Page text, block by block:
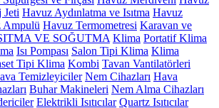
Jeti Havuz Aydınlatma ve Isıtma Havuz
Ampulü Havuz Termometresi Karavan ve
VE SOĞUTMA Klima Portatif Klima
Isı Pompası Salon Tipi Klima Klima
Tipi Klima Kombi Tavan Vantilatörleri
Temizleyiciler Nem Cihazları Hava
Buhar Makineleri Nem Alma Cihazları
Elektrikli Isıtıcılar Quartz Isıtıcılar